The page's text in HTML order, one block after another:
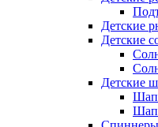
Детские
Детские
Детские